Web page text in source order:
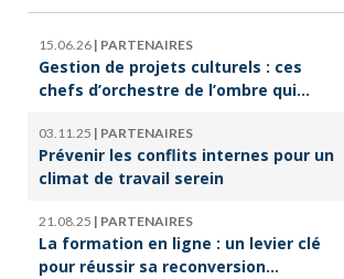
15.06.26 | PARTENAIRES
Gestion de projets culturels : ces
chefs d’orchestre de l’ombre qui
03.11.25 | PARTENAIRES
Prévenir les conflits internes pour un
climat de travail serein
21.08.25 | PARTENAIRES
La formation en ligne : un levier clé
pour réussir sa reconversion